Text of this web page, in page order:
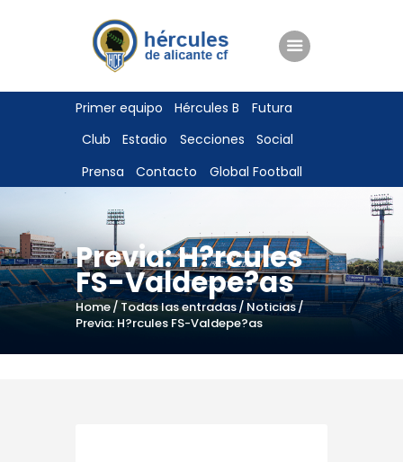
Primer equipo Hércules B
Futura
Club
Estadio Secciones
Social
Prensa
Contacto Global Football
Previa: H?rcules
FS-Valdepe?as
Home Todas las entradas
Noticias
Previa: H?rcules FS-Valdepe?as
ENTRADAS
TIENDA
HÉRCULESCF100